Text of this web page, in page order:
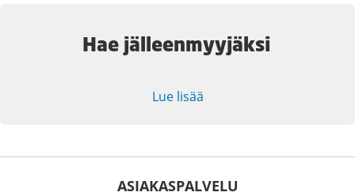
Hae jälleenmyyjäksi
Lue lisää
ASIAKASPALVELU